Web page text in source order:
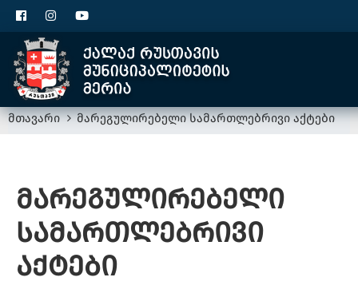
მთავარი მარეგულირებელი სამართლებრივი აქტები
მარეგულირებელი
სამართლებრივი
აქტები